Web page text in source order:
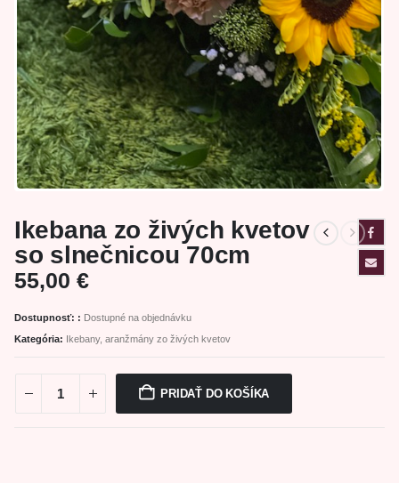
Ikebana zo živých kvetov
so slnečnicou 70cm
55,00 €
Dostupnosť: : Dostupné na objednávku
Kategória: Ikebany, aranžmány zo živých kvetov
PRIDAŤ DO KOŠÍKA